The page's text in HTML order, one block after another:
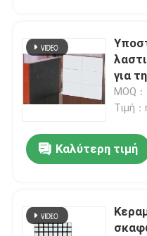
για
MOQ：
Τιμή
Καλύτερη τιμή